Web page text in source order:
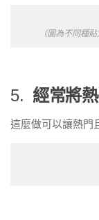
（圖為不同種
5. 經常將
這麼做可以讓熱門